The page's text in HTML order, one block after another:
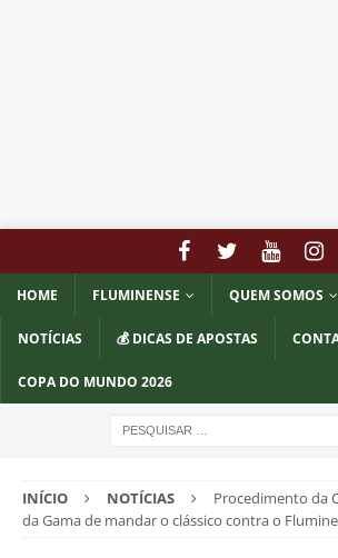
HOME FLUMINENSE QUEM SOMOS
NOTÍCIAS 💰 DICAS DE APOSTAS
COPA DO MUNDO 2026
INÍCIO NOTÍCIAS
Procedimento da
da Gama de mandar o clássico contra o